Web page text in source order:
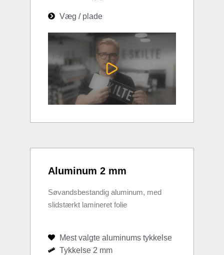
Væg / plade
Aluminum 2 mm
Søvandsbestandig aluminum, med
slidstærkt lamineret folie
Mest valgte aluminums tykkelse
Tykkelse 2 mm